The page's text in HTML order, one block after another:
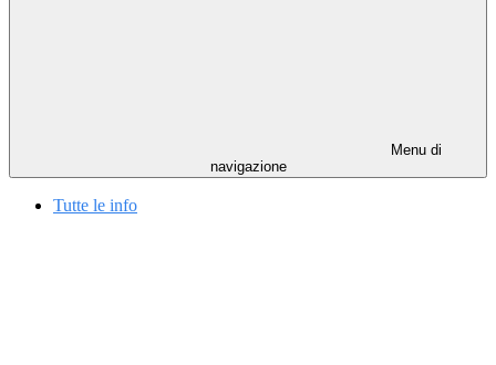
Menu di
navigazione
Tutte le info